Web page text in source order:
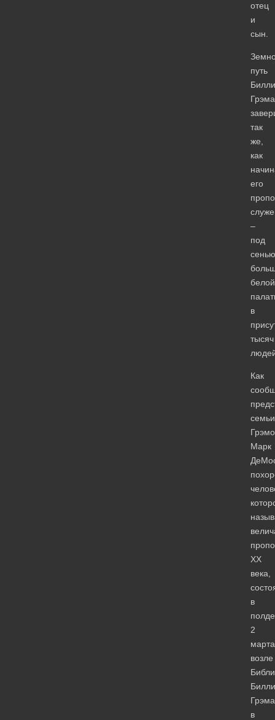
отец
и
сын.
путь
Билли
Грэма
так
же,
как
его
–
под
сенью
белой
в
тысяч
Как
семьи
Марк
ХХ
века,
в
2
марта
возле
Билли
Грэма
в